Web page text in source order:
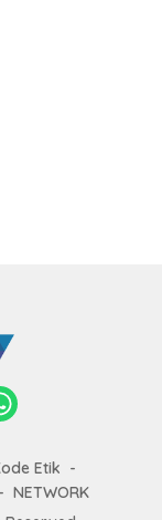
Etik
NETWORK